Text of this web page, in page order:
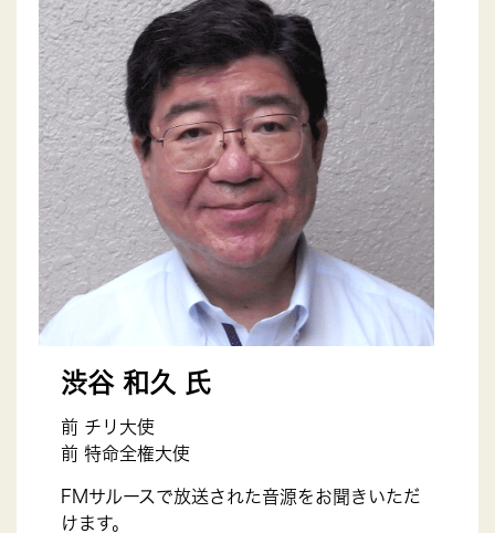
渋谷 和久 氏
前 チリ大使
前 特命全権大使
FMサルースで放送された音源をお聞きいただ
けます。